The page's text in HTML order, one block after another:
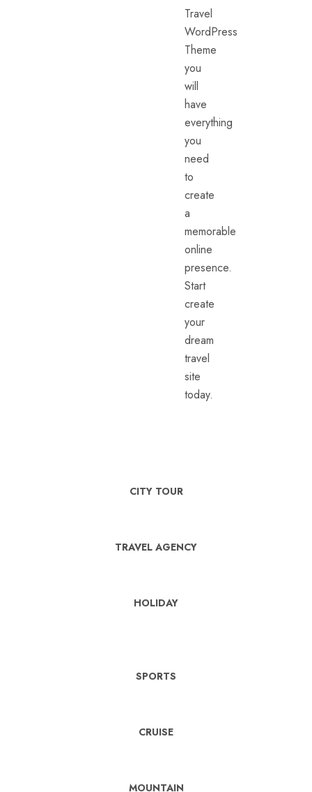
Travel
WordPress
Theme
you
will
have
everything
you
need
to
create
a
memorable
online
presence.
Start
create
your
dream
travel
site
today.
CITY TOUR
TRAVEL AGENCY
HOLIDAY
SPORTS
CRUISE
MOUNTAIN